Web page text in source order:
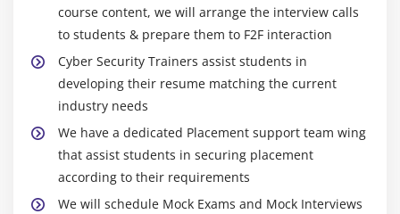
course content, we will arrange the interview calls
to students & prepare them to F2F interaction
Cyber Security Trainers assist students in
developing their resume matching the current
industry needs
We have a dedicated Placement support team wing
that assist students in securing placement
according to their requirements
We will schedule Mock Exams and Mock Interviews